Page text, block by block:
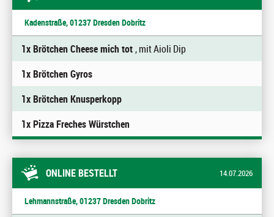
Kadenstraße, 01237 Dresden Dobritz
1x Brötchen Cheese mich tot, mit Aioli Dip
1x Brötchen Gyros
1x Brötchen Knusperkopp
1x Pizza Freches Würstchen
ONLINE BESTELLT 14.07.2026
Lehmannstraße, 01237 Dresden Dobritz